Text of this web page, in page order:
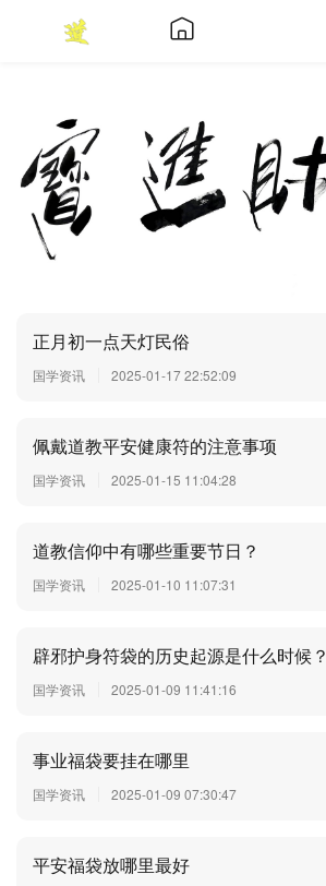
正月初一点天灯民俗
国学资讯 2025-01-17 22:52:09
佩戴道教平安健康符的注意事项
国学资讯 2025-01-15 11:04:28
道教信仰中有哪些重要节日？
国学资讯 2025-01-10 11:07:31
辟邪护身符袋的历史起源是什么时候？
国学资讯 2025-01-09 11:41:16
事业福袋要挂在哪里
国学资讯 2025-01-09 07:30:47
平安福袋放哪里最好